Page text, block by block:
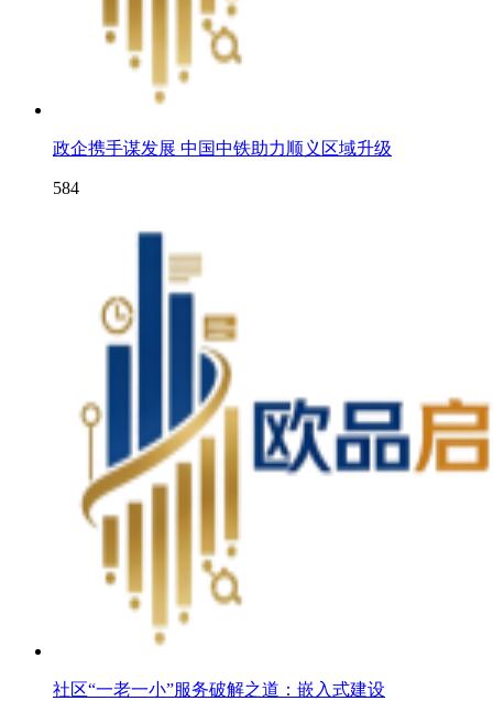
政企携手谋发展 中国中铁助力顺义区域升级
584
社区“一老一小”服务破解之道：嵌入式建设